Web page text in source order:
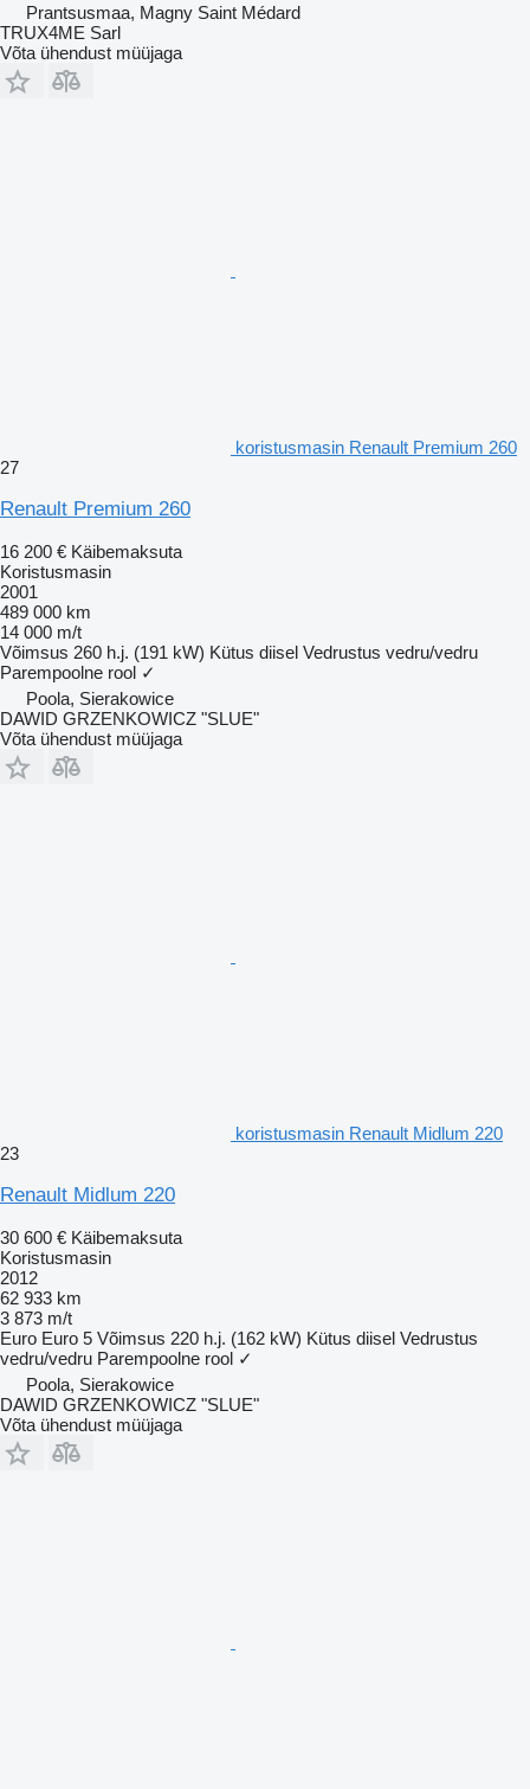
Prantsusmaa, Magny Saint Médard
TRUX4ME Sarl
Võta ühendust müüjaga
koristusmasin Renault Premium 260
27
Renault Premium 260
16 200 € Käibemaksuta
Koristusmasin
2001
489 000 km
14 000 m/t
Võimsus 260 h.j. (191 kW) Kütus diisel Vedrustus vedru/vedru
Parempoolne rool ✓
Poola, Sierakowice
DAWID GRZENKOWICZ "SLUE"
Võta ühendust müüjaga
koristusmasin Renault Midlum 220
23
Renault Midlum 220
30 600 € Käibemaksuta
Koristusmasin
2012
62 933 km
3 873 m/t
Euro Euro 5 Võimsus 220 h.j. (162 kW) Kütus diisel Vedrustus
vedru/vedru Parempoolne rool ✓
Poola, Sierakowice
DAWID GRZENKOWICZ "SLUE"
Võta ühendust müüjaga